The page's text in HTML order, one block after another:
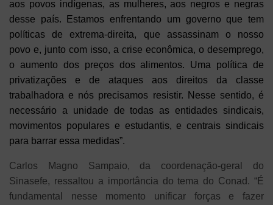
aos povos indígenas, as mulheres, aos negros e negras
desse país. Estamos enfrentando um governo que tem
políticas de extrema-direita, que assassinam o nosso
povo e, junto com isso, a crise econômica, o desemprego,
o aumento dos preços dos alimentos. Uma política de
privatizações e de ataques aos direitos da classe
trabalhadora e nós precisamos resistir. Nesse sentido, é
necessário a unidade de todas as entidades sindicais,
movimentos populares e estudantis, e centrais sindicais
para barrar essa medidas”.
Carlos Magno Sampaio, da coordenação-geral do
Sinasefe, ressaltou a importância do tema do Conad. “É
fundamental nesse momento unificar forças e fazer